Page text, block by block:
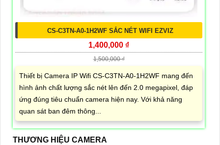
CS-C3TN-A0-1H2WF SẮC NÉT WIFI EZVIZ
1,400,000 ₫
1,500,000 ₫
Thiết bị Camera IP Wifi CS-C3TN-A0-1H2WF mang đến
hình ảnh chất lượng sắc nét lên đến 2.0 megapixel, đáp
ứng đúng tiêu chuẩn camera hiện nay. Với khả năng
quan sát ban đêm thông...
THƯƠNG HIỆU CAMERA